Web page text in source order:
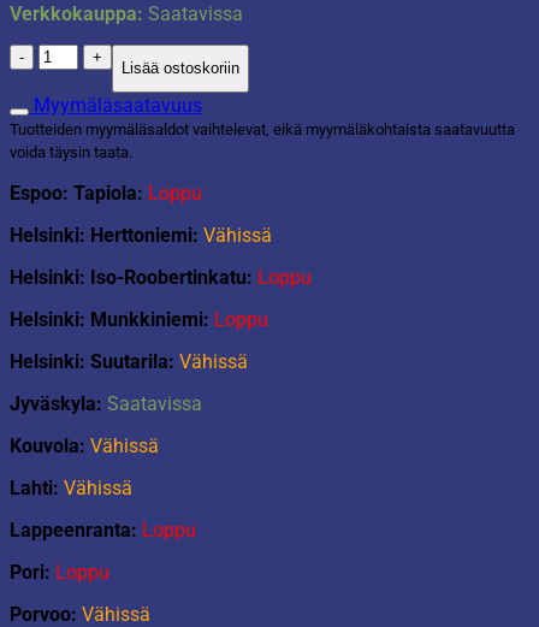
Verkkokauppa: Saatavissa
My
home
lasten
leikki
kahvinkeitin
määrä
Lisää ostoskoriin
Myymäläsaatavuus
Tuotteiden myymäläsaldot vaihtelevat, eikä myymäläkohtaista saatavuutta
voida täysin taata.
Espoo: Tapiola: Loppu
Helsinki: Herttoniemi: Vähissä
Helsinki: Iso-Roobertinkatu: Loppu
Helsinki: Munkkiniemi: Loppu
Helsinki: Suutarila: Vähissä
Jyväskyla: Saatavissa
Kouvola: Vähissä
Lahti: Vähissä
Lappeenranta: Loppu
Pori: Loppu
Porvoo: Vähissä